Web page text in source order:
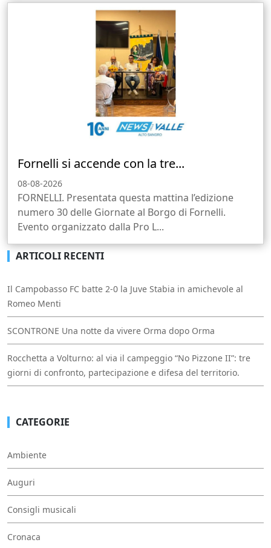
Fornelli si accende con la tre...
08-08-2026
FORNELLI. Presentata questa mattina l’edizione
numero 30 delle Giornate al Borgo di Fornelli.
Evento organizzato dalla Pro L...
ARTICOLI RECENTI
Il Campobasso FC batte 2-0 la Juve Stabia in amichevole al
Romeo Menti
SCONTRONE Una notte da vivere Orma dopo Orma
Rocchetta a Volturno: al via il campeggio “No Pizzone II”: tre
giorni di confronto, partecipazione e difesa del territorio.
CATEGORIE
Ambiente
Auguri
Consigli musicali
Cronaca